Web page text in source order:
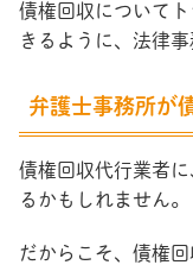
債権回収について
きるように、法律
弁護士事務所が
債権回収代行業者
るかもしれません。
だからこそ、債権